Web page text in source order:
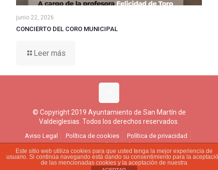
junio 22, 2026
CONCIERTO DEL CORO MUNICIPAL
Leer más
© Copyright 2019 Ayuntamiento de San Martín de
Valdeiglesias. Todos los derechos reservados.
Aviso Legal Política de cookies
Política de privacidad
Ejercicio de derechos
Este sitio web utiliza cookies para que usted tenga la mejor experiencia de
usuario. Si continúa navegando está dando su consentimiento para la
de las mencionadas cookies y la aceptación de nuestra